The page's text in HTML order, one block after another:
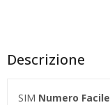
Descrizione
SIM Numero Facile